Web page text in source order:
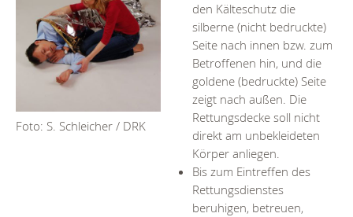
Foto: S. Schleicher / DRK
den Kälteschutz die
silberne (nicht bedruckte)
Seite nach innen bzw. zum
Betroffenen hin, und die
goldene (bedruckte) Seite
zeigt nach außen. Die
Rettungsdecke soll nicht
direkt am unbekleideten
Körper anliegen.
Bis zum Eintreffen des
Rettungsdienstes
beruhigen, betreuen,